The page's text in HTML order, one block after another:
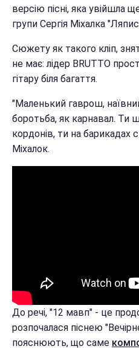
версію пісні, яка увійшла
групи Сергія Міхалка
Сюжету як такого кліп,
не має: лідер BRUTTO
гітару біля багаття.
"Маленький гаврош,
боротьба, як карнавал. Ти
кордонів, ти на барикадах
Міхалок.
До речі, "12 мавп" - це
розпочалася піснею
пояснюють, що саме